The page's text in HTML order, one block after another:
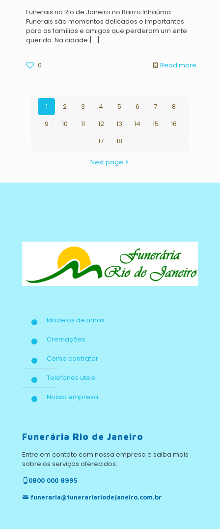
Funerais no Rio de Janeiro no Bairro Inhaúma
Funerais são momentos delicados e importantes
para as famílias e amigos que perderam um ente
querido. Na cidade […]
0 Read more
1 2 3 4 5 6 7
8
9
10 11 12 13 14 15
16
17
18
Next page
Modelos de urnas
Cremações
Como contratar
Telefones uteis
Nossa empresa
Funerária Rio de Janeiro
Entre em contato com nossa empresa e saiba mais
sobre os serviços oferecidos.
0800 000 8995
funeraria@funerariariodejaneiro.com.br